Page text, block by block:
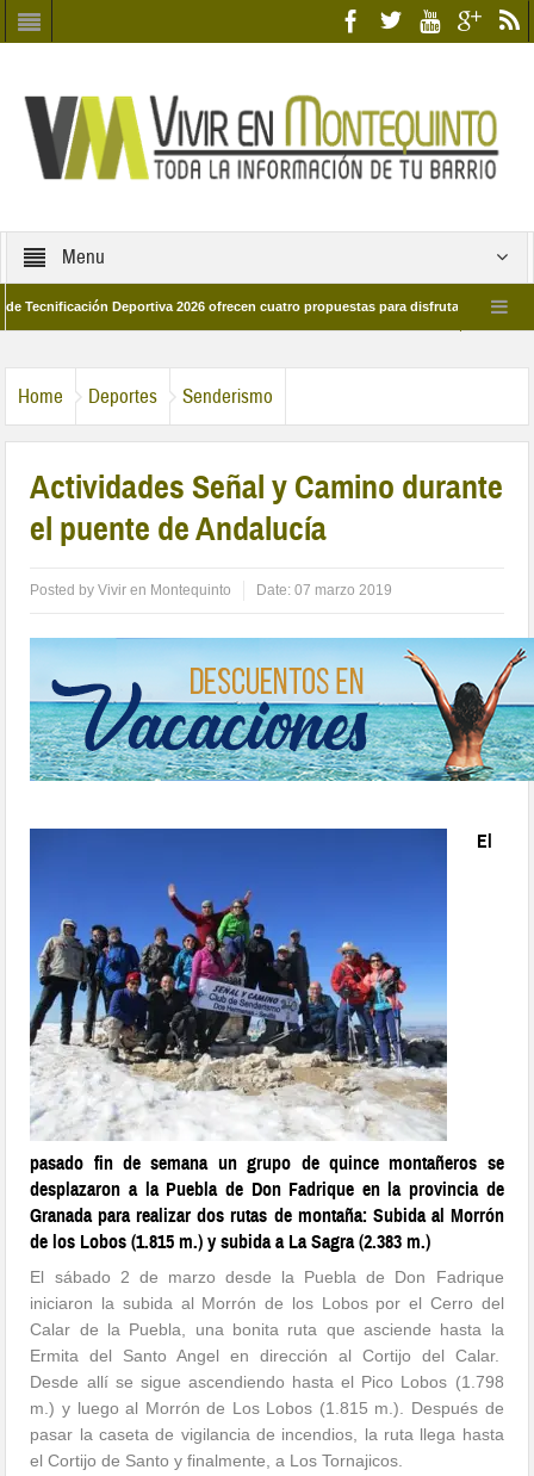
Menu
Deportiva 2026 ofrecen cuatro propuestas para disfrutar del deporte este
Home Deportes Senderismo
Actividades Señal y Camino durante
el puente de Andalucía
Posted byVivir en Montequinto Date:07 marzo 2019
El
pasado fin de semana un grupo de quince montañeros se
desplazaron a la Puebla de Don Fadrique en la provincia de
Granada para realizar dos rutas de montaña: Subida al Morrón
de los Lobos (1.815 m.) y subida a La Sagra (2.383 m.)
El sábado 2 de marzo desde la Puebla de Don Fadrique
iniciaron la subida al Morrón de los Lobos por el Cerro del
Calar de la Puebla, una bonita ruta que asciende hasta la
Ermita del Santo Angel en dirección al Cortijo del Calar.
Desde allí se sigue ascendiendo hasta el Pico Lobos (1.798
m.) y luego al Morrón de Los Lobos (1.815 m.). Después de
pasar la caseta de vigilancia de incendios, la ruta llega hasta
el Cortijo de Santo y finalmente, a Los Tornajicos.